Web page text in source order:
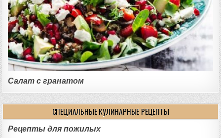
Салат с гранатом
СПЕЦИАЛЬНЫЕ КУЛИНАРНЫЕ РЕЦЕПТЫ
Рецепты для пожилых